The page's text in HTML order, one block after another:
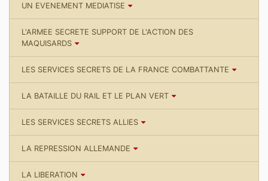
UN EVENEMENT MEDIATISE
L'ARMEE SECRETE SUPPORT DE L'ACTION DES
MAQUISARDS
LES SERVICES SECRETS DE LA FRANCE COMBATTANTE
LA BATAILLE DU RAIL ET LE PLAN VERT
LES SERVICES SECRETS ALLIES
LA REPRESSION ALLEMANDE
LA LIBERATION